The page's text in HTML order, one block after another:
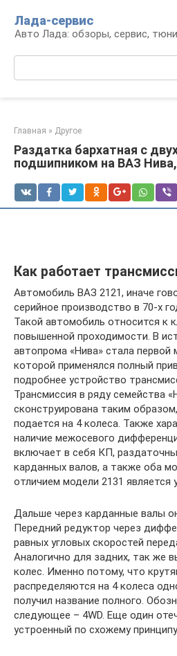
контенту
Лада-сервис
Авто Лада: обзоры, сервис,
Главная » Другое
Раздатка бархатная с
подшипником на ВАЗ
Как работает
Автомобиль ВАЗ 2121, иначе
серийное производство в 70-х
Такой автомобиль относится к
повышенной проходимости. В
автопрома «Нива» стала первой
которой применялся полный
подробнее устройство
Трансмиссия в ряду семейства
сконструирована таким
подается на 4 колеса. Также
наличие межосевого
включает в себя КП,
карданных валов, а также оба
отличием модели 2131 является
Дальше через карданные валы
Передний редуктор через
равных угловых скоростей
Аналогично для задних, так же
колес. Именно потому, что
распределяются на 4 колеса
получил название полного.
следующее – 4WD. Еще один
устроенный по схожему